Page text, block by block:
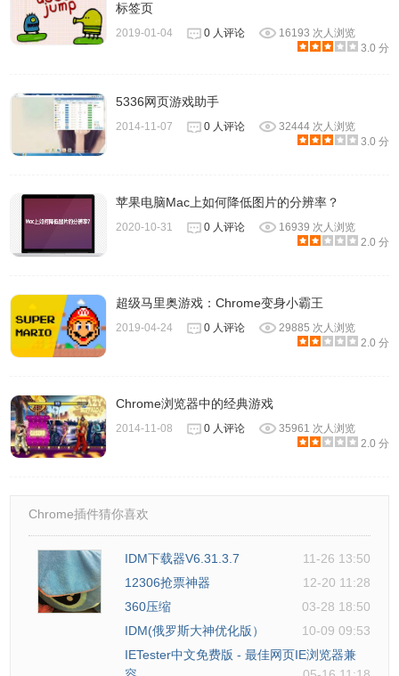
标签页
2019-01-04 0 人评论
16193 次人浏览
3.0 分
5336网页游戏助手
2014-11-07 0 人评论
32444 次人浏览
3.0 分
苹果电脑Mac上如何降低图片的分辨率？
2020-10-31 0 人评论
16939 次人浏览
2.0 分
超级马里奥游戏：Chrome变身小霸王
2019-04-24 0 人评论
29885 次人浏览
2.0 分
Chrome浏览器中的经典游戏
2014-11-08 0 人评论
35961 次人浏览
2.0 分
Chrome插件猜你喜欢
IDM下载器V6.31.3.7
11-26 13:50
12306抢票神器
12-20 11:28
360压缩
03-28 18:50
IDM(俄罗斯大神优化版）
10-09 09:53
IETester中文免费版 - 最佳网页IE浏览器兼